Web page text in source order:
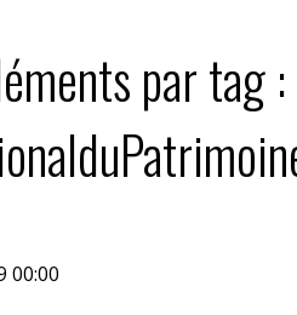
par tag :
00:00